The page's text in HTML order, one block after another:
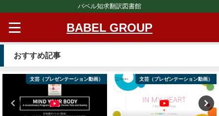
バベル知求翻訳図書館
BABEL GROUP
おすすめ記事
文芸（プレゼンテーション動画） 文芸（プレゼンテーション動画）